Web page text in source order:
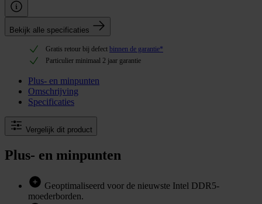
Bekijk alle specificaties
Gratis retour bij defect binnen de garantie*
Particulier minimaal 2 jaar garantie
Plus- en minpunten
Omschrijving
Specificaties
Vergelijk dit product
Plus- en minpunten
Geoptimaliseerd voor de nieuwste Intel DDR5-
moederborden.